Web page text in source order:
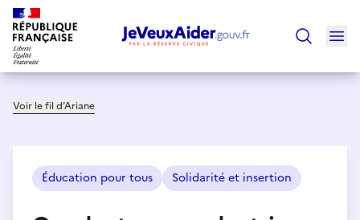
Voir le fil d’Ariane
Éducation pour tous Solidarité et insertion